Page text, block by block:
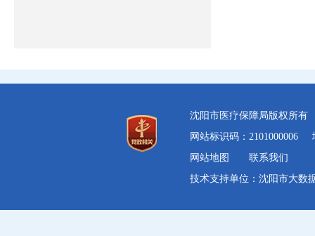
沈阳市医疗保障局版权所
网站标识码：2101000006
网站地图
联系我们
技术支持单位：沈阳市大数